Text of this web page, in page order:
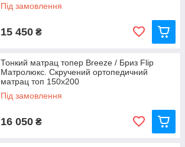
Під замовлення
15 450 ₴
Тонкий матрац топер Breeze / Бриз Flip
Матролюкс. Скручений ортопедичний
матрац топ 150х200
Під замовлення
16 050 ₴